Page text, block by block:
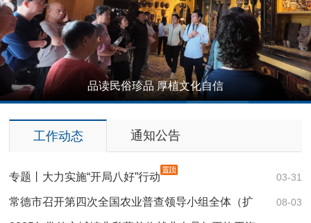
品读民俗珍品 厚植文化自信
工作动态 通知公告
03-31
专题丨大力实施“开局八好”行动
08-03
常德市召开第四次全国农业普查领导小组全体（扩